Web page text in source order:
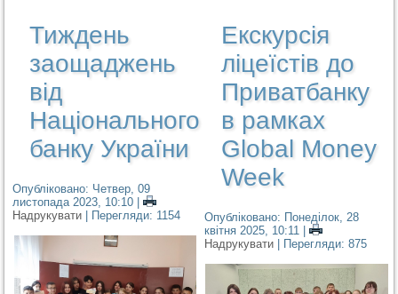
Тиждень
заощаджень
від
Національного
банку України
Опубліковано: Четвер, 09
листопада 2023, 10:10 |
Надрукувати
| Перегляди: 1154
Екскурсія
ліцеїстів до
Приватбанку
в рамках
Global Money
Week
Опубліковано: Понеділок, 28
квітня 2025, 10:11
Надрукувати
| Перегляди: 875